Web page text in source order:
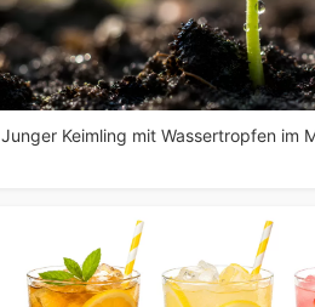
Junger Keimling mit Wassertropfen im